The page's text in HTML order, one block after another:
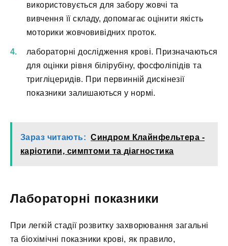
використовується для забору жовчі та
вивчення її складу, допомагає оцінити якість
моторики жовчовивідних проток.
лабораторні дослідження крові. Призначаються
для оцінки рівня білірубіну, фосфоліпідів та
тригліцеридів. При первинній дискінезії
показники залишаються у нормі.
Зараз читають: Синдром Клайнфельтера -
каріотипи, симптоми та діагностика
Лабораторні показники
При легкій стадії розвитку захворювання загальні
та біохімічні показники крові, як правило,